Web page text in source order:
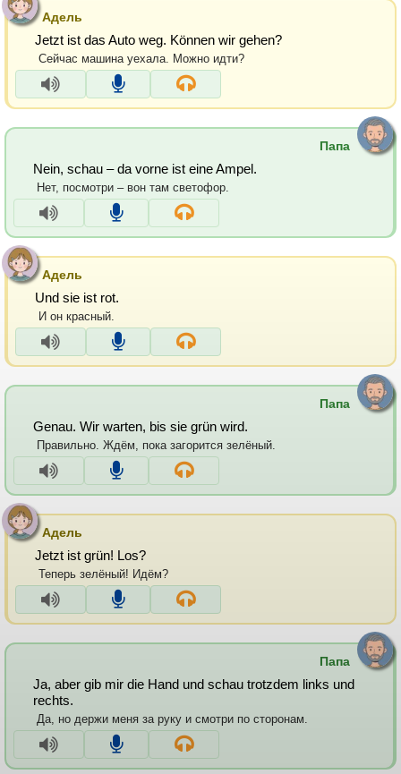
Адель
Jetzt ist das Auto weg. Können wir gehen?
Сейчас машина уехала. Можно идти?
Папа
Nein, schau – da vorne ist eine Ampel.
Нет, посмотри – вон там светофор.
Адель
Und sie ist rot.
И он красный.
Папа
Genau. Wir warten, bis sie grün wird.
Правильно. Ждём, пока загорится зелёный.
Адель
Jetzt ist grün! Los?
Теперь зелёный! Идём?
Папа
Ja, aber gib mir die Hand und schau trotzdem links und
rechts.
Да, но держи меня за руку и смотри по сторонам.